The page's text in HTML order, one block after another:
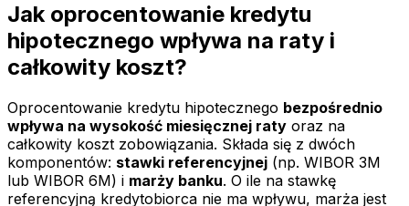
Jak oprocentowanie kredytu
hipotecznego wpływa na raty i
całkowity koszt?
Oprocentowanie kredytu hipotecznego bezpośrednio
wpływa na wysokość miesięcznej raty oraz na
całkowity koszt zobowiązania. Składa się z dwóch
komponentów: stawki referencyjnej (np. WIBOR 3M
lub WIBOR 6M) i marży banku. O ile na stawkę
referencyjną kredytobiorca nie ma wpływu, marża jest